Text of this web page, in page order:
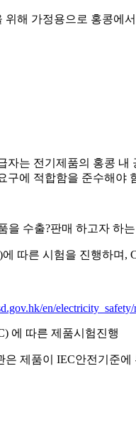
위해 가정용으로 홍콩에
자는 전기제품의 홍콩
구에 적합함을 준수해야
을 수출?판매 하고자 하
에 따른 시험을 진행하며 ,
en/
에 따른 제품시험진행
은 제품이 IEC안전기준에